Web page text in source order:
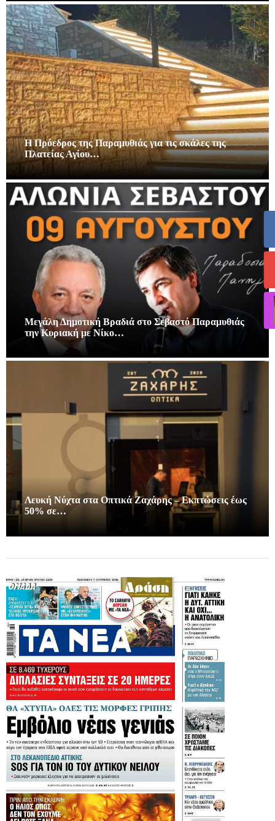
Η Πρόεδρος της Παραμυθιάς για τις σκάλες της
Πλατείας Αγίου…
Μεγάλη Δημοτική Βραδιά στο Σεβαστό Παραμυθιάς
την Κυριακή με Νίκο…
Λευκή Νύχτα στα Οπτικά Ζαχάρης – Εκπτώσεις έως
50% σε…